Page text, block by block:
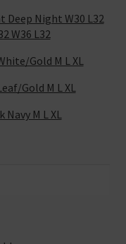
Deep Night W30 L32
W36 L32
Gold M L XL
Gold M L XL
M L XL